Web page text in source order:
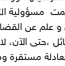
مسؤولية
علم عن
،حتى الآن،
مستقرة